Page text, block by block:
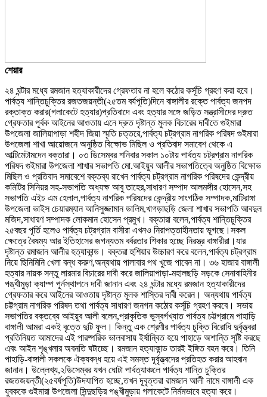
শেয়ার
২৪ ঘন্টার মধ্যে রমজান হত্যাকারীদের গ্রেফতার না হলে কঠোর কর্সূচি গ্রহণ করা হবে।
পার্বত্য শান্তিচুক্তির রজতজয়ন্তী(২৫তম বর্যপূতি)দিনে বাঙ্গালীর রক্তে পার্বত্য জনপদ
রক্তাক্ত করার(গলাকেটে হত্যার)প্রতিবাদে এবং হত্যার সঙ্গে জড়িত সন্ত্রাসীদের দ্রুত
গ্রেফতার পূর্বক আইনের আওতায় এনে দ্রুত দৃষ্টান্ত মুলক বিচারের দাবীতে গুইমারা
উপজেলা জালিয়াপাড়া শহীদ জিয়া স্মৃতি চত্তরে,পার্বত্য চট্রগ্রাম নাগরিক পরিষদ গুইমারা
উপজেলা শাখা আয়োজনে অনুষ্ঠিত বিক্ষোভ মিছিল ও প্রতিবাদ সমাবেশ থেকে এ
আল্টিমেটামদেন বক্তারা। ০৩ ডিসেম্বর শনিবার সকাল ১০টায় পার্বত্য চট্রগ্রাম নাগরিক
পরিষদ গুইমারা উপজেলা শাখার সভাপতি মো.আইয়ুব আলীর সভাপতিত্বে অনুষ্ঠিত বিক্ষোভ
মিছিল ও প্রতিবাদ সমাবেশে বক্তব্য রাখেন পার্বত্য চট্রগ্রাম নাগরিক পরিষদের কেন্দ্রীয়
কমিটির সিনিয়র সহ-সভাপতি অধ্যক্ষ আবু তাহের,সাধারণ সম্পাদ আলমঙ্গীর হোসেন,সহ
সভাপতি এইচ এম হেলাল,পার্বত্য নাগরিক পরিষদের কেন্দ্রীয় সাংগঠিক সম্পাদক,মাটিরাঙ্গা
উপজেলা ভাইস চেয়ারম্যান আনিসুজ্জামান ডালিম,খাগড়াছড়ি জেলা শাখার সভাপতি আবদুল
মজিদ,সাধারণ সম্পাদক লোকমান হোসেন প্রমুখ। বক্তারা বলেন,পার্বত্য শান্তিচুক্তির
২৫বছর পূর্তি হলেও পার্বত্য চট্রগ্রাম বাসীরা এখনও নিরাপত্তাহীনতায় ভূগছে।সকল
ক্ষেত্রে বৈষম্য আর ইতিহাসের জগন্যতম বর্বরতার শিকার হচ্ছে নিরস্ত্র বাঙ্গারীরা।যার
দৃষ্টান্ত রমাজান আলীর হত্যাকান্ড। বক্তরা হুশিয়ার উচ্চারণ করে বলেন,পার্বত্য চট্রগ্রাম
নিয়ে ছিনিমিনি খেলা বন্ধ করুণ,অন্যথায় পালাবার পথ খুজে পাবেন না। ৩৬ হাজার বাঙ্গালী
হত্যার নায়ক সন্তু লারমার বিচারের দাবী করে জালিয়াপাড়া-মহালছড়ি সড়কে সেনাবাহিনীর
পঙ্খীমুড়া ক্যাম্প পূর্নস্থাপনে দাবী জানান এবং ২৪ ঘন্টার মধ্যে রমজান হত্যাকারীদের
গ্রেফতার করে আইনের আওতায় দৃষ্টান্ত মূলক শাস্তির দাবী করেন। অন্যথায় পার্বত্য
চট্টগ্রাম নাগরিক পরিষদ তথা পার্বত্য সাধারণ জনগন কঠোর কর্সূচি গ্রহণ করবে। সভায়
সভাপতির বক্তব্যে আইয়ুব আলী বলেন,প্রাকৃতিক ভূস্বর্গখ্যাত পার্বত্য চট্টগ্রামে পাহাড়ি
বাঙ্গালী আমরা একই বৃত্তে দুটি ফুল। কিন্তু এক শ্রেণীর পার্বত্য চুক্তি বিরোধি দুর্বৃত্ত্বরা
প্রতিনিয়ত আমাদের এই পারষ্পরিক ভালবাসায় ইর্ষান্বিত হয়ে পাহাড়ে অশান্তি সৃষ্টি করছে
এবং আইন শৃঙ্খলার অবনতি ঘটাচ্ছে। রমজান হত্যাকান্ড তারই ইঙ্গিত বহন করে। তিনি
পাহাড়ি-বাঙ্গালী সকলকে ঐক্যবদ্ধ হয়ে এই সমস্ত দূর্বৃত্ত্বদের প্রতিহত করার আহবান
জানান। উল্লেখ্য,২ডিসেম্বর যখন ঘোটা পার্বত্যাঞ্চলে পার্বত্য শান্তি চুক্তির
রজতজয়ন্তী(২৫বর্ষপূতি)উদযাপিত হচ্ছে,তখন দূবৃত্তরা রামজান আলী নামে বাঙ্গালী এক
যুবককে গুইমারা উপজেলা সিন্দুছড়ির পঙ্খীমুড়ায় গলাকেটে নির্মমভাবে হত্যা করে।